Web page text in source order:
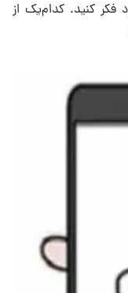
کنید. کدام‌یک از